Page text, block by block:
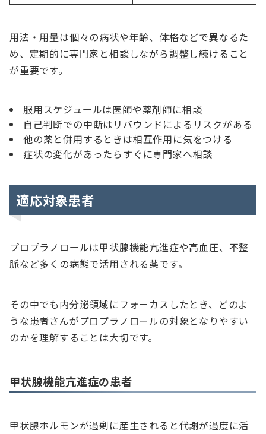
用法・用量は個々の病状や年齢、体格などで異なるた
め、定期的に専門家と相談しながら調整し続けること
が重要です。
服用スケジュールは医師や薬剤師に相談
自己判断での中断はリバウンドによるリスクがある
他の薬と併用するときは相互作用に気をつける
症状の変化があったらすぐに専門家へ相談
適応対象患者
プロプラノロールは甲状腺機能亢進症や高血圧、不整
脈など多くの病態で活用される薬です。
その中でも内分泌領域にフォーカスしたとき、どのよ
うな患者さんがプロプラノロールの対象となりやすい
のかを理解することは大切です。
甲状腺機能亢進症の患者
甲状腺ホルモンが過剰に産生されると代謝が過度に活